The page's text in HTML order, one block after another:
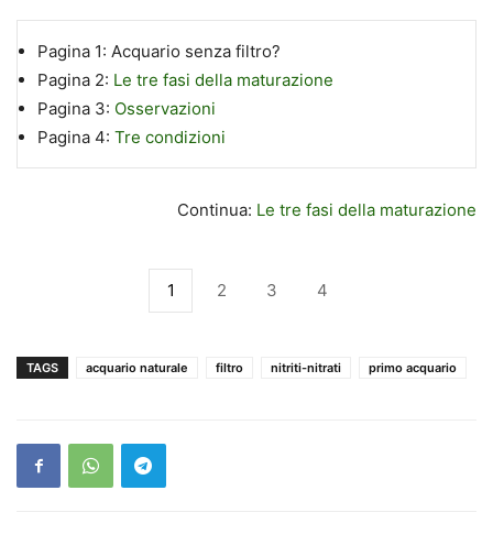
Pagina 1: Acquario senza filtro?
Pagina 2: Le tre fasi della maturazione
Pagina 3: Osservazioni
Pagina 4: Tre condizioni
Continua: Le tre fasi della maturazione
1 2 3 4
TAGS acquario naturale filtro nitriti-nitrati primo acquario